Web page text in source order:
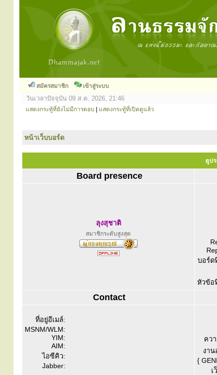
สมัครสมาชิก เข้าสู่ระบบ
วันเวลาปัจจุบัน 09 ส.ค. 2026, 21:46
แสดงกระทู้ที่ยังไม่มีการตอบ แสดงกระทู้ที่เปิดดูแล้ว
หน้าเว็บบอร์ด
ดูปร
Board presence
ลุงสุชาติ
สมาชิกระดับสูงสุด
บอร์ด
หัวข้อ
Contact
ที่อยู่อีเมล์:
MSNM/WLM:
YIM:
AIM:
ไอซีคิว:
Jabber:
คว
งาน
{
เ